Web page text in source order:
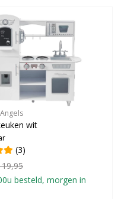
wit
(3)
besteld, morgen in